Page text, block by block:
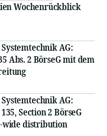
Wochenrückblick
AG:
Abs. 2 BörseG mit dem
AG:
Section 2 BörseG
wide distribution